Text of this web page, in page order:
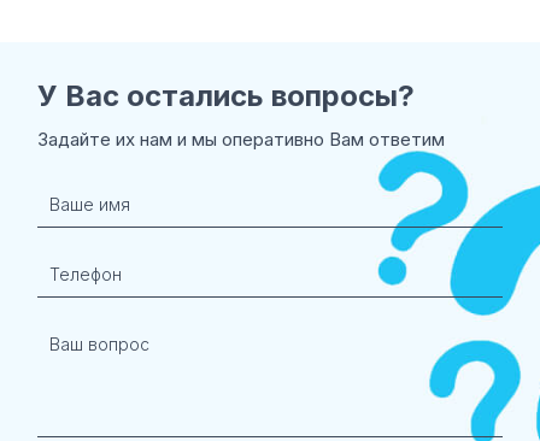
У Вас остались вопросы?
Задайте их нам и мы оперативно Вам ответим